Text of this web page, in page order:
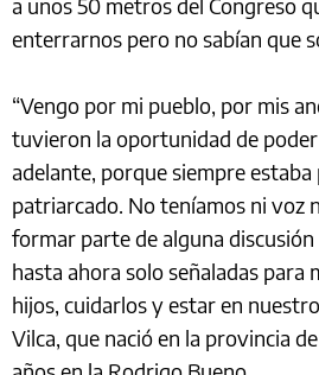
a unos 50 metros del Congreso
enterrarnos pero no sabían que
“Vengo por mi pueblo, por mis
tuvieron la oportunidad de
adelante, porque siempre
patriarcado. No teníamos ni voz
formar parte de alguna
hasta ahora solo señaladas para
hijos, cuidarlos y estar en
Vilca, que nació en la provincia